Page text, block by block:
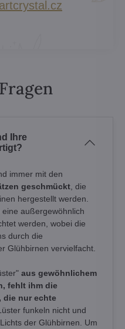
Ihre
immer mit den
geschmückt , die
hergestellt werden.
außergewöhnlich
werden, wobei die
durch die
Glühbirnen vervielfacht.
aus gewöhnlichem
fehlt ihm die
nur echte
funkeln nicht und
der Glühbirnen. Um